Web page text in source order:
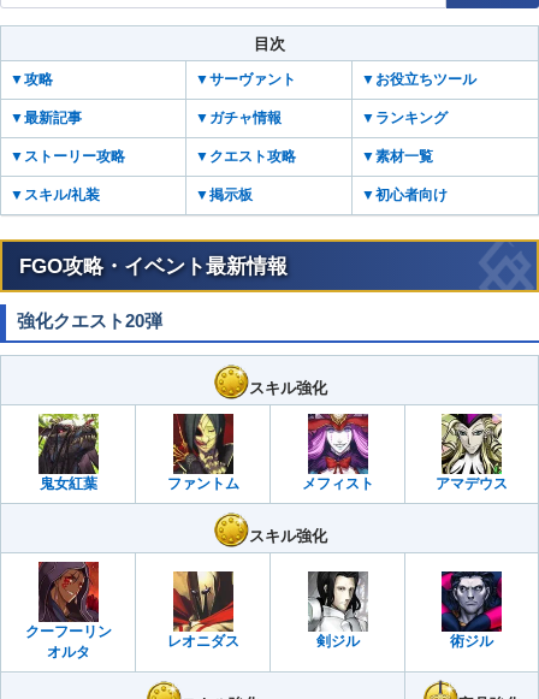
目次
▼攻略 ▼サーヴァント ▼お役立ちツール
▼最新記事 ▼ガチャ情報 ▼ランキング
▼ストーリー攻略 ▼クエスト攻略 ▼素材一覧
▼スキル/礼装 ▼掲示板 ▼初心者向け
FGO攻略・イベント最新情報
強化クエスト20弾
スキル強化
鬼女紅葉 ファントム メフィスト アマデウス
スキル強化
クーフーリン
オルタ
レオニダス 剣ジル 術ジル